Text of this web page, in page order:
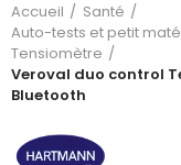
Accueil
Santé
Auto-tests et petit
Tensiomètre
Veroval duo control
Bluetooth